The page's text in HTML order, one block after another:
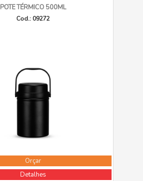
POTE TÉRMICO 500ML
Cod.: 09272
Orçar
Detalhes